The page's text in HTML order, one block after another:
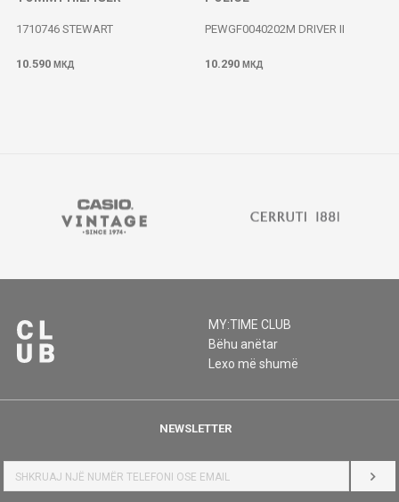
1710746 STEWART
10.590 МКД
PEWGF0040202M DRIVER II
10.290 МКД
MY:TIME CLUB
Bëhu anëtar
Lexo më shumë
NEWSLETTER
HYR